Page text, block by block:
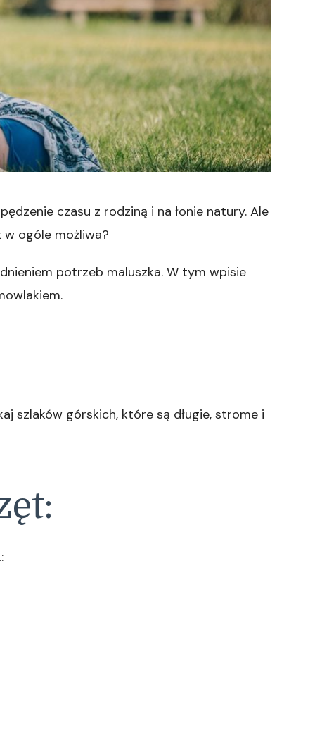
czasu z rodziną i na łonie natury. Ale
ogóle możliwa?
potrzeb maluszka. W tym wpisie
szlaków górskich, które są długie, strome i